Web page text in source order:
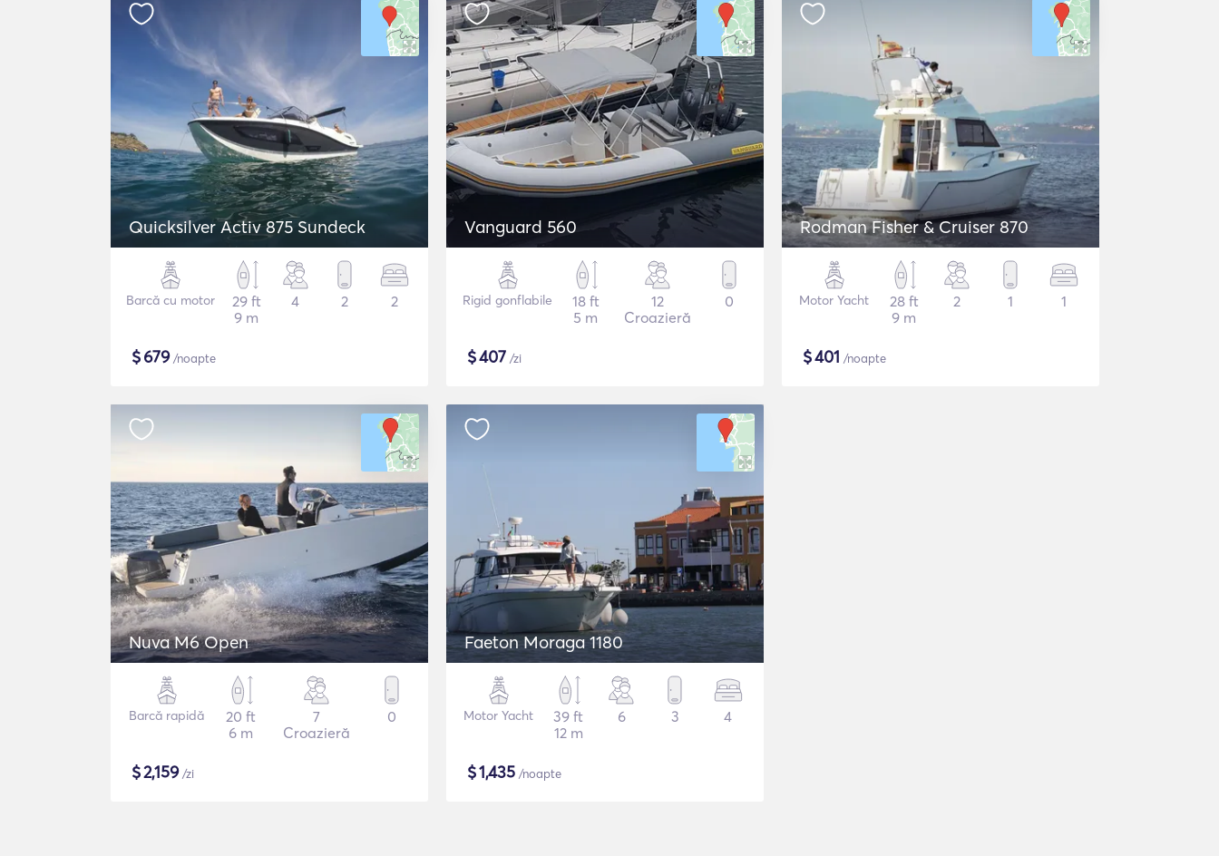
Quicksilver Activ 875 Sundeck
Barcă cu motor
29 ft
9 m
4 2 2
$679/noapte
Vanguard 560
Rigid gonflabile
18 ft
5 m
12
Croazieră
0
$407 /zi
Rodman Fisher & Cruiser 870
Motor Yacht
28 ft
9 m
2 1 1
$401 /noapte
Nuva M6 Open
Barcă rapidă
20 ft
6 m
7
Croazieră
0
$2,159/zi
Faeton Moraga 1180
Motor Yacht
39 ft
12 m
6 3 4
$1,435 /noapte